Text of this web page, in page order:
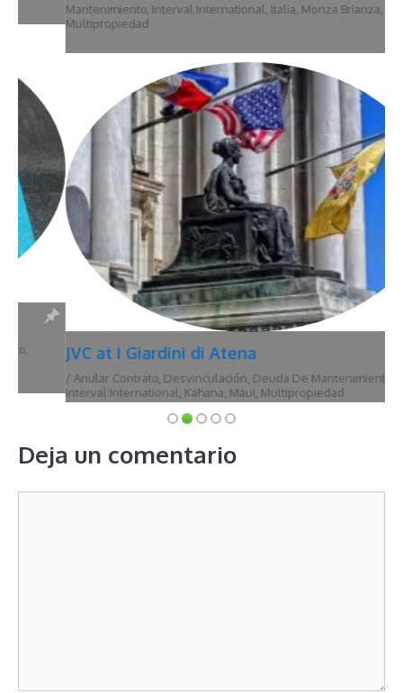
Mantenimiento,Interval International,Italia,Monza Brianza,
Multipropiedad
JVC at I Giardini di Atena
Anular Contrato ,Desvinculación,Deuda De Mantenimiento,Hawái,
Interval International,Kahana, Maui,Multipropiedad